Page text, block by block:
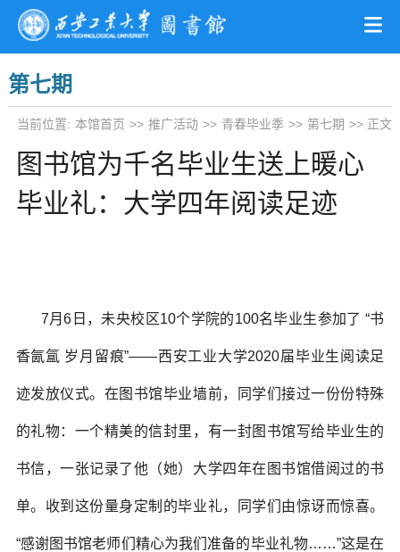
第七期
当前位置: 本馆首页 >> 推广活动 >> 青春毕业季 >> 第七期 >> 正文
图书馆为千名毕业生送上暖心
毕业礼：大学四年阅读足迹
7月6日，未央校区10个学院的100名毕业生参加了 “书
香氤氲 岁月留痕”——西安工业大学2020届毕业生阅读足
迹发放仪式。在图书馆毕业墙前，同学们接过一份份特殊
的礼物：一个精美的信封里，有一封图书馆写给毕业生的
书信，一张记录了他（她）大学四年在图书馆借阅过的书
单。收到这份量身定制的毕业礼，同学们由惊讶而惊喜。
“感谢图书馆老师们精心为我们准备的毕业礼物……”这是在